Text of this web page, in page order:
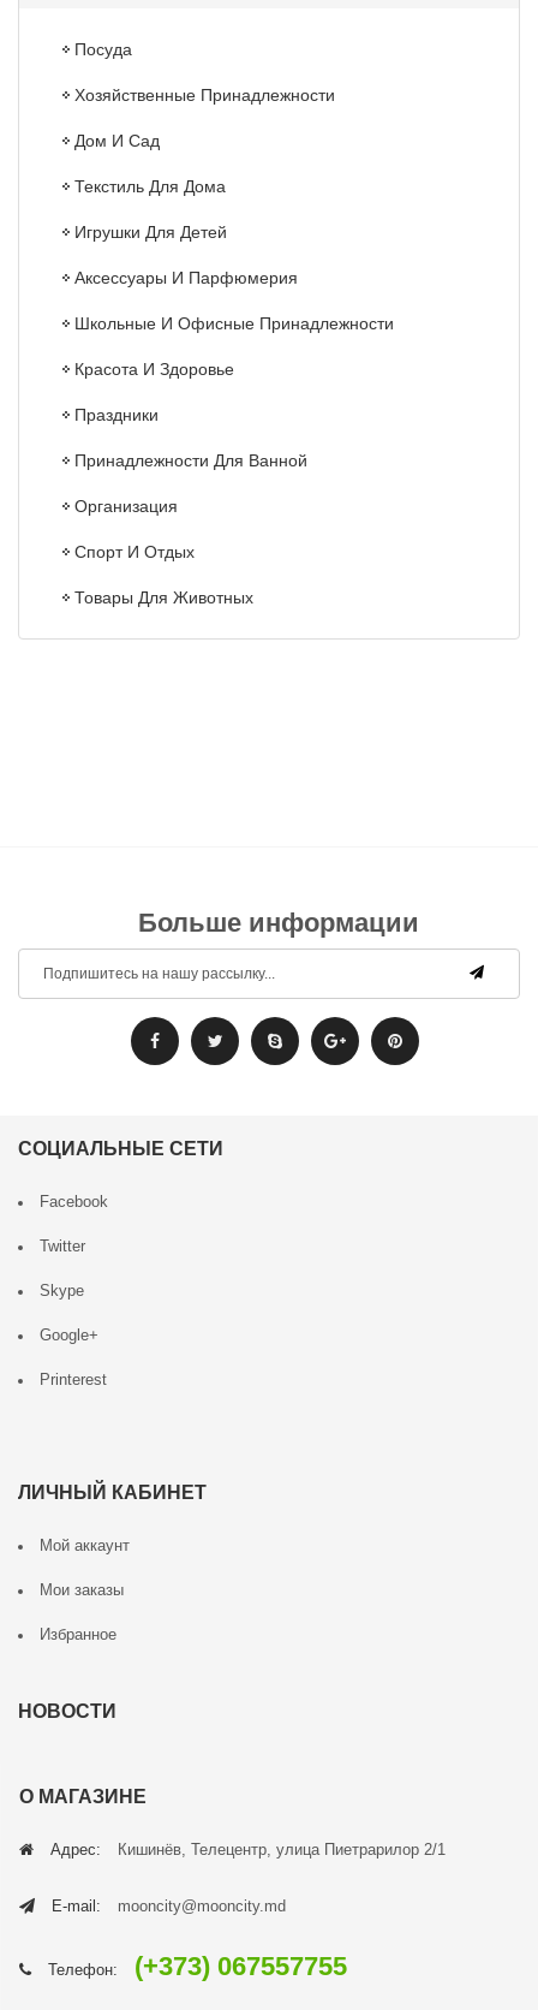
Посуда
Хозяйственные Принадлежности
Дом И Сад
Текстиль Для Дома
Игрушки Для Детей
Аксессуары И Парфюмерия
Школьные И Офисные Принадлежности
Красота И Здоровье
Праздники
Принадлежности Для Ванной
Организация
Спорт И Отдых
Товары Для Животных
Больше информации
СОЦИАЛЬНЫЕ СЕТИ
Facebook
Twitter
Skype
Google+
Printerest
ЛИЧНЫЙ КАБИНЕТ
Мой аккаунт
Мои заказы
Избранное
НОВОСТИ
О МАГАЗИНЕ
Адрес: Кишинёв, Телецентр, улица Пиетрарилор 2/1
E-mail: mooncity@mooncity.md
Телефон: (+373) 067557755